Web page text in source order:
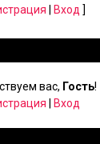
Вход ]
вас, Гость!
Вход